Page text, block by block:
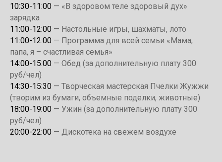
10:30-11:00 — «В здоровом теле здоровый дух»
зарядка
11:00-12:00 — Настольные игры, шахматы, лото
11:00-12:00 — Программа для всей семьи «Мама,
папа, я – счастливая семья»
14:00-15:00 — Обед (за дополнительную плату 300
руб/чел)
14:30-15:30 — Творческая мастерская Пчелки Жужжи
(творим из бумаги, объемные поделки, животные)
18:00-19:00 — Ужин (за дополнительную плату 300
руб/чел)
20:00-22:00 — Дискотека на свежем воздухе